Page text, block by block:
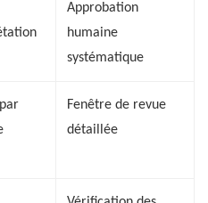
Approbation
humaine
systématique
Fenêtre de revue
détaillée